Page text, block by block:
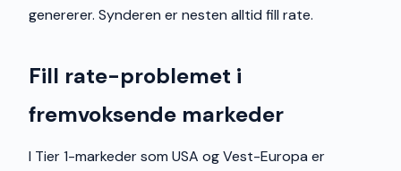
genererer. Synderen er nesten alltid fill rate.
Fill rate-problemet i
fremvoksende markeder
I Tier 1-markeder som USA og Vest-Europa er